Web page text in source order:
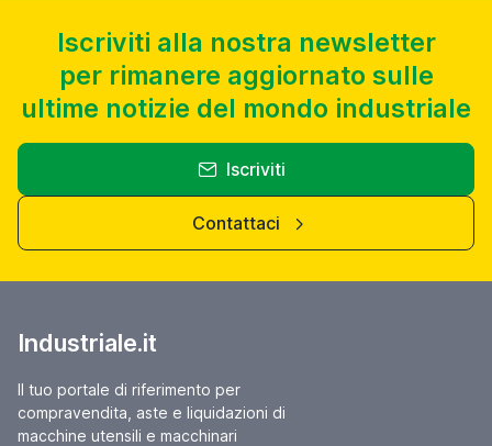
Iscriviti alla nostra newsletter
per rimanere aggiornato sulle
ultime notizie del mondo industriale
Iscriviti
Contattaci
Industriale.it
Il tuo portale di riferimento per
compravendita, aste e liquidazioni di
macchine utensili e macchinari